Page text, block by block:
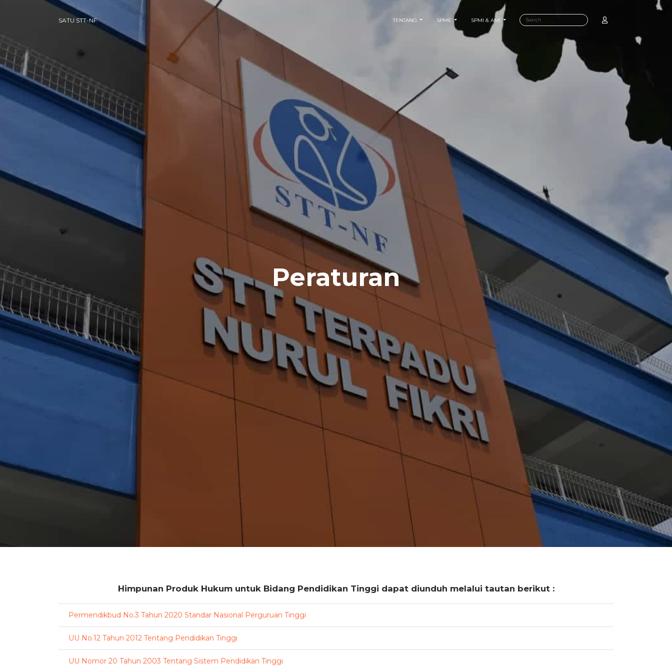
SATU STT-NF TENTANG SPME SPMI & AMI
Peraturan
Himpunan Produk Hukum untuk Bidang Pendidikan Tinggi dapat diunduh melalui tautan berikut :
Permendikbud No.3 Tahun 2020 Standar Nasional Perguruan Tinggi
UU No.12 Tahun 2012 Tentang Pendidikan Tinggi
UU Nomor 20 Tahun 2003 Tentang Sistem Pendidikan Tinggi